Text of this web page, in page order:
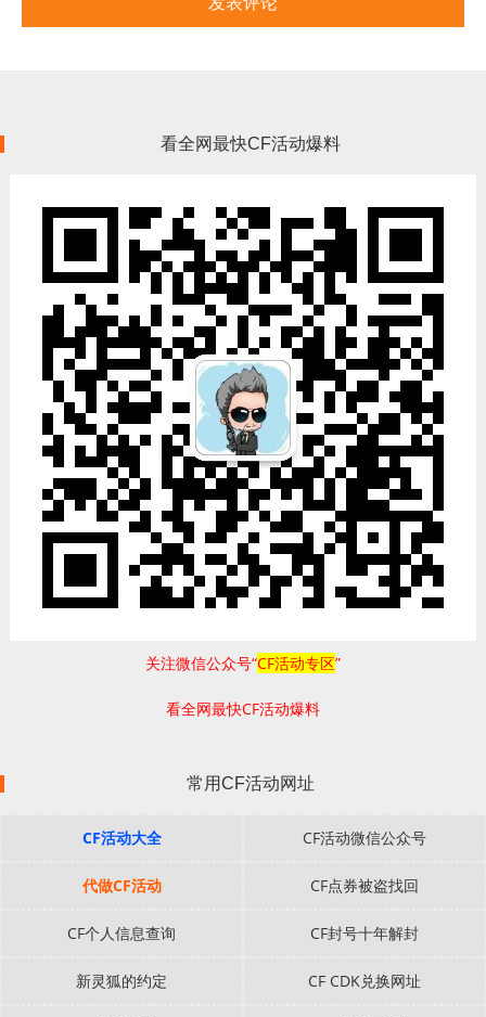
看全网最快CF活动爆料
关注微信公众号“CF活动专区”
看全网最快CF活动爆料
常用CF活动网址
CF活动大全 CF活动微信公众号
代做CF活动 CF点券被盗找回
CF个人信息查询 CF封号十年解封
新灵狐的约定 CF CDK兑换网址